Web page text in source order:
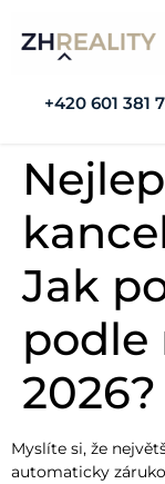
+420 601 381
Jak
podle
2026?
Myslíte si, že
automaticky